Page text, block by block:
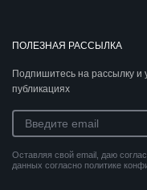
ПОЛЕЗНАЯ РАССЫЛКА
Подпишитесь на рассылку и
публикациях
Оставляя свой email, даю
данных согласно политике